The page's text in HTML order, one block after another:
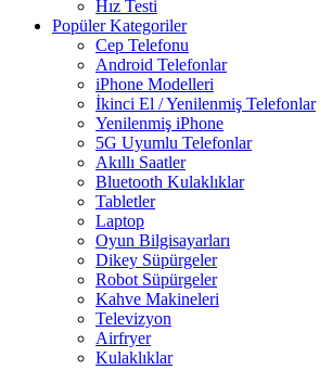
Hız Testi
Popüler Kategoriler
Cep Telefonu
Android Telefonlar
iPhone Modelleri
İkinci El / Yenilenmiş Telefonlar
Yenilenmiş iPhone
5G Uyumlu Telefonlar
Akıllı Saatler
Bluetooth Kulaklıklar
Tabletler
Laptop
Oyun Bilgisayarları
Dikey Süpürgeler
Robot Süpürgeler
Kahve Makineleri
Televizyon
Airfryer
Kulaklıklar